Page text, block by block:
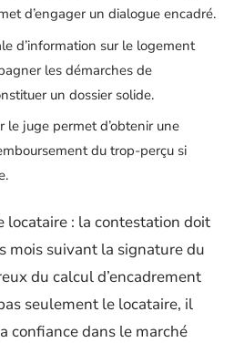
d’engager un dialogue encadré.
d’information sur le logement
les démarches de
un dossier solide.
le juge permet d’obtenir une
du trop-perçu si
locataire : la contestation doit
mois suivant la signature du
du calcul d’encadrement
seulement le locataire, il
confiance dans le marché